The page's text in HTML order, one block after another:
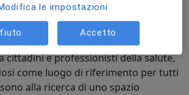
Panini
Parenti, 47, Modena 41122
Psicologia nasce come punto di
cittadini e professionisti della salute,
come luogo di riferimento per tutti
alla ricerca di uno spazio
le impostazioni
Accetto